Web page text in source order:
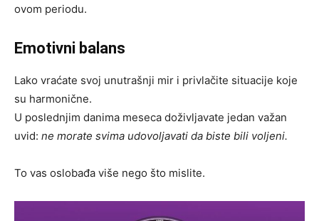
ovom periodu.
Emotivni balans
Lako vraćate svoj unutrašnji mir i privlačite situacije koje
su harmonične.
U poslednjim danima meseca doživljavate jedan važan
uvid: ne morate svima udovoljavati da biste bili voljeni.
To vas oslobađa više nego što mislite.